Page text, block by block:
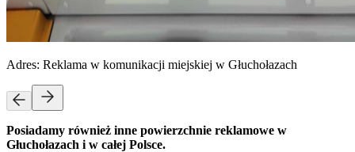
Adres: Reklama w komunikacji miejskiej w Głuchołazach
Posiadamy również inne powierzchnie reklamowe w
Głuchołazach i w całej Polsce.